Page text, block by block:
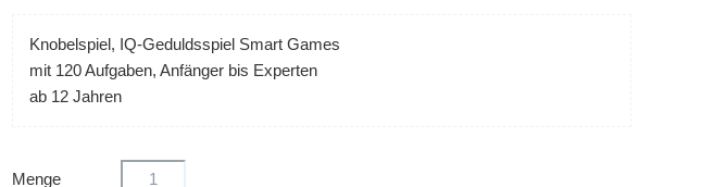
Knobelspiel, IQ-Geduldsspiel Smart Games
mit 120 Aufgaben, Anfänger bis Experten
ab 12 Jahren
Menge